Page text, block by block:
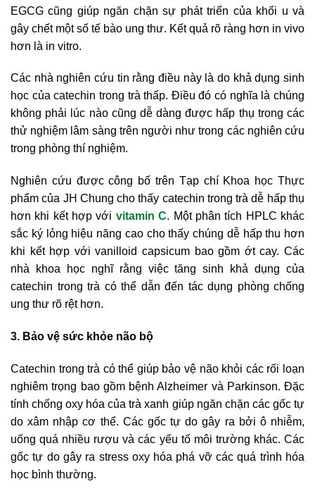
EGCG cũng giúp ngăn chặn sự phát triển của khối u và
gây chết một số tế bào ung thư. Kết quả rõ ràng hơn in vivo
hơn là in vitro.
Các nhà nghiên cứu tin rằng điều này là do khả dụng sinh
học của catechin trong trà thấp. Điều đó có nghĩa là chúng
không phải lúc nào cũng dễ dàng được hấp thụ trong các
thử nghiệm lâm sàng trên người như trong các nghiên cứu
trong phòng thí nghiệm.
Nghiên cứu được công bố trên Tạp chí Khoa học Thực
phẩm của JH Chung cho thấy catechin trong trà dễ hấp thụ
hơn khi kết hợp với vitamin C. Một phân tích HPLC khác
sắc ký lỏng hiệu năng cao cho thấy chúng dễ hấp thu hơn
khi kết hợp với vanilloid capsicum bao gồm ớt cay. Các
nhà khoa học nghĩ rằng việc tăng sinh khả dụng của
catechin trong trà có thể dẫn đến tác dụng phòng chống
ung thư rõ rệt hơn.
3. Bảo vệ sức khỏe não bộ
Catechin trong trà có thể giúp bảo vệ não khỏi các rối loạn
nghiêm trọng bao gồm bệnh Alzheimer và Parkinson. Đặc
tính chống oxy hóa của trà xanh giúp ngăn chặn các gốc tự
do xâm nhập cơ thể. Các gốc tự do gây ra bởi ô nhiễm,
uống quá nhiều rượu và các yếu tố môi trường khác. Các
gốc tự do gây ra stress oxy hóa phá vỡ các quá trình hóa
học bình thường.